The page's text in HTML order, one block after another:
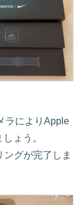
ラによりApple
ょう。
グが完了しま